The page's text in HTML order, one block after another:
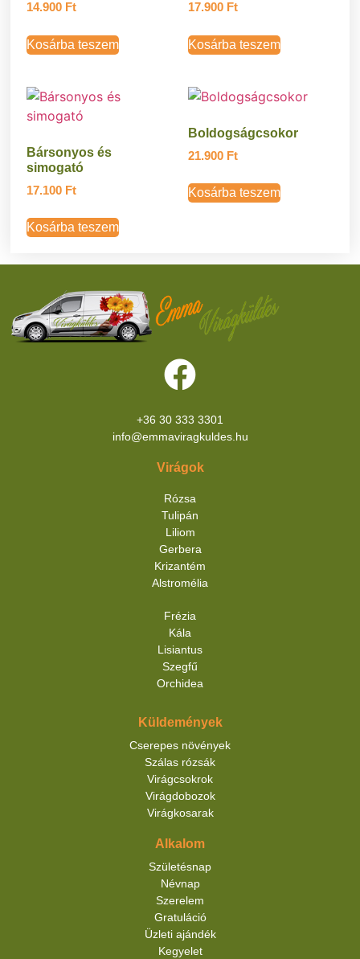
14.900 Ft
Kosárba teszem
17.900 Ft
Kosárba teszem
Bársonyos és
simogató
17.100 Ft
Kosárba teszem
Boldogságcsokor
21.900 Ft
Kosárba teszem
+36 30 333 3301
info@emmaviragkuldes.hu
Virágok
Rózsa
Tulipán
Liliom
Gerbera
Krizantém
Alstromélia
Frézia
Kála
Lisiantus
Szegfű
Orchidea
Küldemények
Cserepes növények
Szálas rózsák
Virágcsokrok
Virágdobozok
Virágkosarak
Alkalom
Születésnap
Névnap
Szerelem
Gratuláció
Üzleti ajándék
Kegyelet